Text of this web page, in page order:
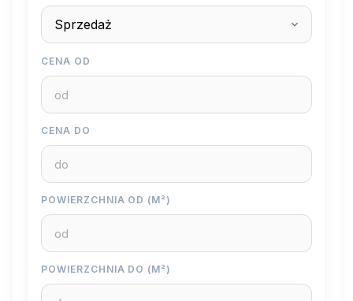
CENA OD
CENA DO
POWIERZCHNIA OD (M²)
POWIERZCHNIA DO (M²)